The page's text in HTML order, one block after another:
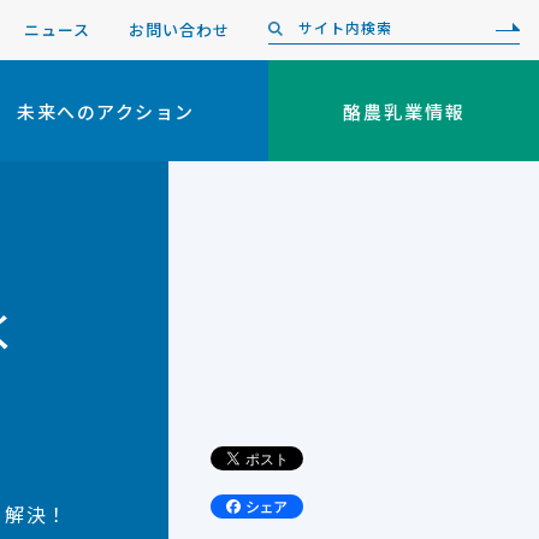
ニュース お問い合わせ
未来へのアクション 酪農乳業情報
決！